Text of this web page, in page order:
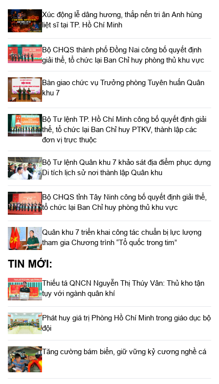
trị Bộ CHQS tỉnh Tây Ninh; Thượng tá Nguyễn Thành Trung,
Phó Chủ nhiệm Chính trị Bộ Tham mưu Quân khu 7.
Xúc động lễ dâng hương, thắp nến tri ân Anh hùng
liệt sĩ tại TP. Hồ Chí Minh
Bộ CHQS thành phố Đồng Nai công bố quyết định
giải thể, tổ chức lại Ban Chỉ huy phòng thủ khu vực
Bàn giao chức vụ Trưởng phòng Tuyên huấn Quân
khu 7
Bộ Tư lệnh TP. Hồ Chí Minh công bố quyết định giải
thể, tổ chức lại Ban Chỉ huy PTKV, thành lập các
đơn vị trực thuộc
Bộ Tư lệnh Quân khu 7 khảo sát địa điểm phục dựng
Di tích lịch sử nơi thành lập Quân khu
Bộ CHQS tỉnh Tây Ninh công bố quyết định giải thể,
tổ chức lại Ban Chỉ huy phòng thủ khu vực
Quân khu 7 triển khai công tác chuẩn bị lực lượng
tham gia Chương trình “Tổ quốc trong tim”
TIN MỚI:
Thiếu tá QNCN Nguyễn Thị Thúy Vân: Thủ kho tận
tụy với ngành quân khí
Phát huy giá trị Phòng Hồ Chí Minh trong giáo dục bộ
đội
Tăng cường bám biển, giữ vững kỷ cương nghề cá